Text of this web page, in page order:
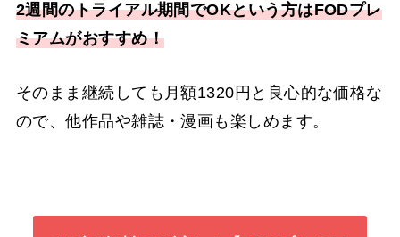
2週間のトライアル期間でOKという方はFODプレ
ミアムがおすすめ！
そのまま継続しても月額1320円と良心的な価格な
ので、他作品や雑誌・漫画も楽しめます。